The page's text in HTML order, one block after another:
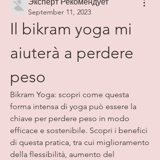
September 11, 2023
Il bikram yoga mi
aiuterà a perdere
peso
Bikram Yoga: scopri come questa
forma intensa di yoga può essere la
chiave per perdere peso in modo
efficace e sostenibile. Scopri i benefici
di questa pratica, tra cui miglioramento
della flessibilità, aumento del